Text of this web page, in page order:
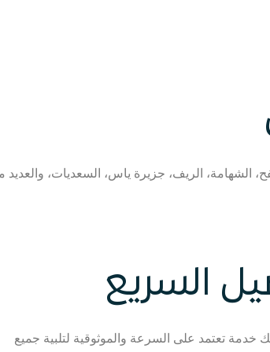
الشهامة، الريف، جزيرة ياس، السعديات، والعديد
السريع
تعتمد على السرعة والموثوقية لتلبية جميع